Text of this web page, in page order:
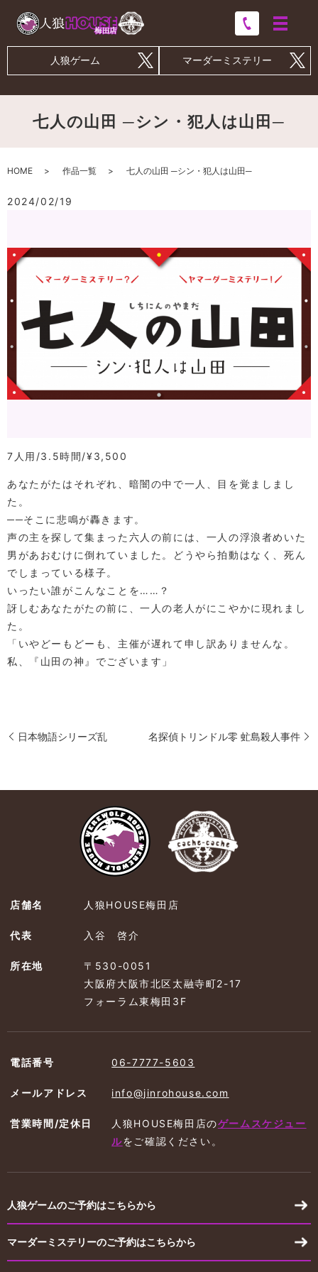
人狼ゲーム マーダーミステリー
七人の山田 ─シン・犯人は山田─
HOME 作品一覧 七人の山田 ─シン・犯人は山田─
2024/02/19
7人用 3.5時間 ¥3,500
あなたがたはそれぞれ、暗闇の中で一人、目を覚ましまし
た。
──そこに悲鳴が轟きます。
声の主を探して集まった六人の前には、一人の浮浪者めいた
男があおむけに倒れていました。どうやら拍動はなく、死ん
でしまっている様子。
いったい誰がこんなことを……？
訝しむあなたがたの前に、一人の老人がにこやかに現れまし
た。
「いやどーもどーも、主催が遅れて申し訳ありませんな。
私、『山田の神』でございます」
日本物語シリーズ乱 名探偵トリンドル零 虻島殺人事件
店舗名 人狼HOUSE梅田店
代表 入谷 啓介
所在地
〒530-0051
大阪府大阪市北区太融寺町2-17
フォーラム東梅田3F
電話番号 06-7777-5603
メールアドレス info@jinrohouse.com
営業時間/定休日 人狼HOUSE梅田店のゲームスケジュー
ルを ご確認ください。
人狼ゲームのご予約はこちらから
マーダーミステリーのご予約はこちらから